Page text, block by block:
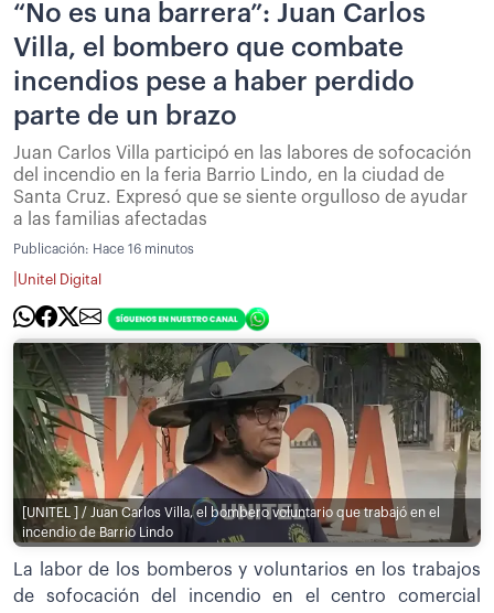
“No es una barrera”: Juan Carlos
Villa, el bombero que combate
incendios pese a haber perdido
parte de un brazo
Juan Carlos Villa participó en las labores de sofocación
del incendio en la feria Barrio Lindo, en la ciudad de
Santa Cruz. Expresó que se siente orgulloso de ayudar
a las familias afectadas
Publicación: Hace 16 minutos
Unitel Digital
[UNITEL ] / Juan Carlos Villa, el bombero voluntario que trabajó en el
incendio de Barrio Lindo
La labor de los bomberos y voluntarios en los trabajos
de sofocación del incendio en el centro comercial